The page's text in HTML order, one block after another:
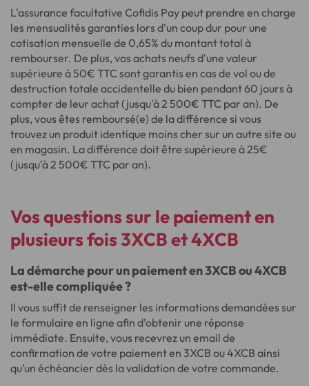
L'assurance facultative Cofidis Pay peut prendre en charge
les mensualités garanties lors d'un coup dur pour une
cotisation mensuelle de 0,65% du montant total à
rembourser. De plus, vos achats neufs d'une valeur
supérieure à 50€ TTC sont garantis en cas de vol ou de
destruction totale accidentelle du bien pendant 60 jours à
compter de leur achat (jusqu'à 2 500€ TTC par an). De
plus, vous êtes remboursé(e) de la différence si vous
trouvez un produit identique moins cher sur un autre site ou
en magasin. La différence doit être supérieure à 25€
(jusqu'à 2 500€ TTC par an).
Vos questions sur le paiement en
plusieurs fois 3XCB et 4XCB
La démarche pour un paiement en 3XCB ou 4XCB
est-elle compliquée ?
Il vous suffit de renseigner les informations demandées sur
le formulaire en ligne afin d’obtenir une réponse
immédiate. Ensuite, vous recevrez un email de
confirmation de votre paiement en 3XCB ou 4XCB ainsi
qu’un échéancier dès la validation de votre commande.